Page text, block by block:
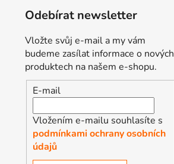
Odebírat newsletter
Vložte svůj e-mail a my vám
budeme zasílat informace o nových
produktech na našem e-shopu.
E-mail
Vložením e-mailu souhlasíte s
podmínkami ochrany osobních
údajů